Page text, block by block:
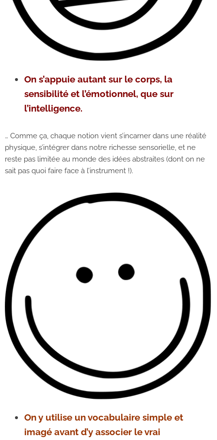
On s’appuie autant sur le corps, la
sensibilité et l’émotionnel, que sur
l’intelligence.
… Comme ça, chaque notion vient s’incarner dans une réalité
physique, s’intégrer dans notre richesse sensorielle, et ne
reste pas limitée au monde des idées abstraites (dont on ne
sait pas quoi faire face à l’instrument !).
On y utilise un vocabulaire simple et
imagé avant d’y associer le vrai